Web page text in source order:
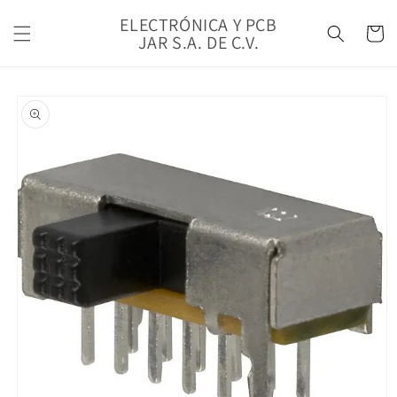
al contenido
ELECTRÓNICA Y PCB
JAR S.A. DE C.V. Carrito
a la
información